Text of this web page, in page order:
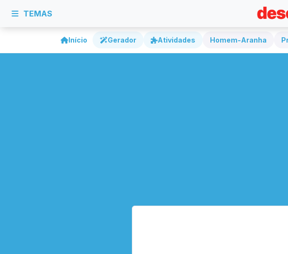
TEMAS
Início Gerador Atividades Homem-Aranha